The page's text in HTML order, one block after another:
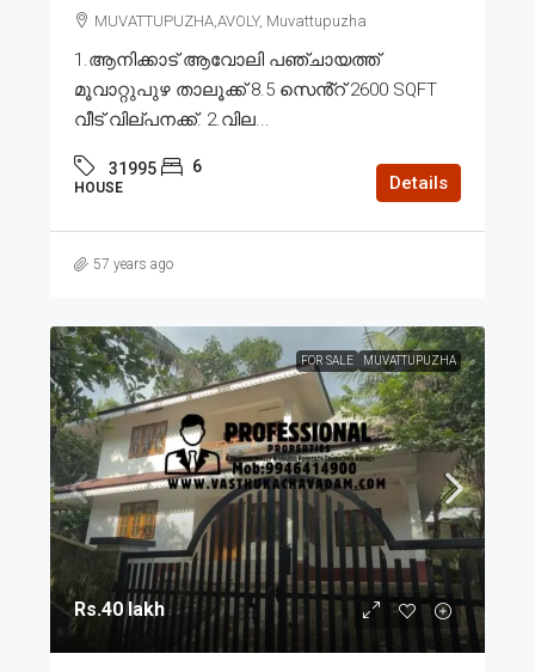
MUVATTUPUZHA,AVOLY, Muvattupuzha
1.ആനിക്കാട് ആവോലി പഞ്ചായത്ത്
മൂവാറ്റുപുഴ താലൂക്ക് 8.5 സെൻ്റ് 2600 SQFT
വീട് വില്പനക്ക്. 2.വില...
31995 6
HOUSE Details
57 years ago
FOR SALE MUVATTUPUZHA
Rs.40 lakh